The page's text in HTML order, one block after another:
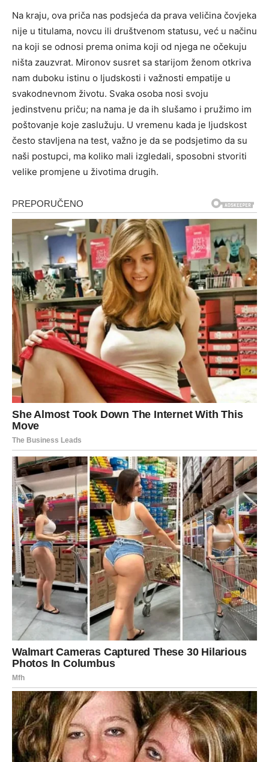
Na kraju, ova priča nas podsjeća da prava veličina čovjeka
nije u titulama, novcu ili društvenom statusu, već u načinu
na koji se odnosi prema onima koji od njega ne očekuju
ništa zauzvrat. Mironov susret sa starijom ženom otkriva
nam duboku istinu o ljudskosti i važnosti empatije u
svakodnevnom životu. Svaka osoba nosi svoju
jedinstvenu priču; na nama je da ih slušamo i pružimo im
poštovanje koje zaslužuju. U vremenu kada je ljudskost
često stavljena na test, važno je da se podsjetimo da su
naši postupci, ma koliko mali izgledali, sposobni stvoriti
velike promjene u životima drugih.